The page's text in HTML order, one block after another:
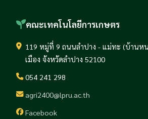
คณะเทคโนโลยีการเกษตร
119 หมู่ที่ 9 ถนนลำปาง - แม่ทะ (บ้านห
เมือง จังหวัดลำปาง 52100
054 241 298
agri2400@lpru.ac.th
Facebook